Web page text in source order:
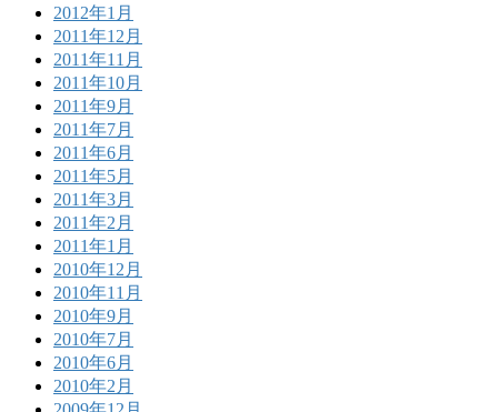
2012年1月
2011年12月
2011年11月
2011年10月
2011年9月
2011年7月
2011年6月
2011年5月
2011年3月
2011年2月
2011年1月
2010年12月
2010年11月
2010年9月
2010年7月
2010年6月
2010年2月